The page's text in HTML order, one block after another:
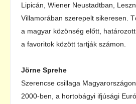
Lipicán, Wiener Neustadtban,
Villamorában szerepelt sikeresen.
a magyar közönség előtt,
a favoritok között tartják számon.
Jörne Sprehe
Szerencse csillaga
2000-ben, a hortobágyi ifjúsági